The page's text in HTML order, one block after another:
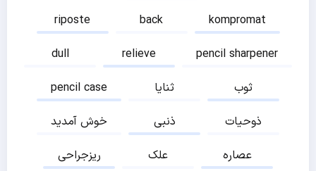
riposte
back
kompromat
dull
relieve
pencil sharpener
pencil case
ثنایا
ثوب
خوش آمدید
ذنبی
ذوحیات
ریزجراحی
علک
عصاره